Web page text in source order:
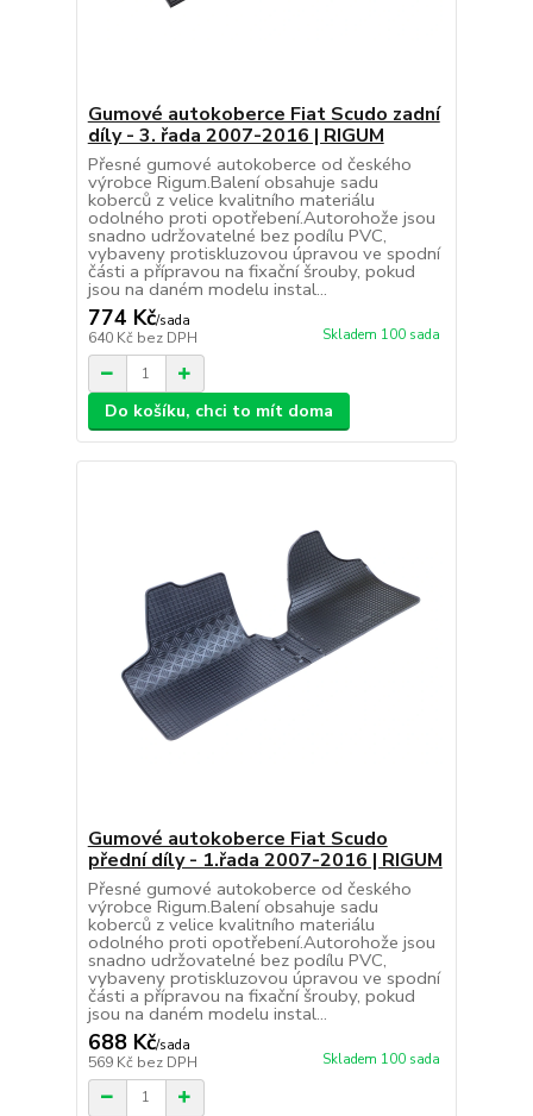
Gumové autokoberce Fiat Scudo zadní
díly - 3. řada 2007-2016 | RIGUM
Přesné gumové autokoberce od českého
výrobce Rigum.Balení obsahuje sadu
koberců z velice kvalitního materiálu
odolného proti opotřebení.Autorohože jsou
snadno udržovatelné bez podílu PVC,
vybaveny protiskluzovou úpravou ve spodní
části a přípravou na fixační šrouby, pokud
jsou na daném modelu instal...
774 Kč/sada
640 Kč bez DPH Skladem 100 sada
Do košíku, chci to mít doma
Gumové autokoberce Fiat Scudo
přední díly - 1.řada 2007-2016 | RIGUM
Přesné gumové autokoberce od českého
výrobce Rigum.Balení obsahuje sadu
koberců z velice kvalitního materiálu
odolného proti opotřebení.Autorohože jsou
snadno udržovatelné bez podílu PVC,
vybaveny protiskluzovou úpravou ve spodní
části a přípravou na fixační šrouby, pokud
jsou na daném modelu instal...
688 Kč/sada
569 Kč bez DPH Skladem 100 sada